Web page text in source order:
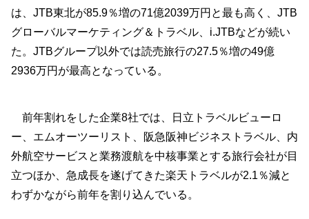
は、JTB東北が85.9％増の71億2039万円と最も高く、JTB
グローバルマーケティング＆トラベル、i.JTBなどが続い
た。JTBグループ以外では読売旅行の27.5％増の49億
2936万円が最高となっている。
前年割れをした企業8社では、日立トラベルビューロ
ー、エムオーツーリスト、阪急阪神ビジネストラベル、内
外航空サービスと業務渡航を中核事業とする旅行会社が目
立つほか、急成長を遂げてきた楽天トラベルが2.1％減と
わずかながら前年を割り込んでいる。